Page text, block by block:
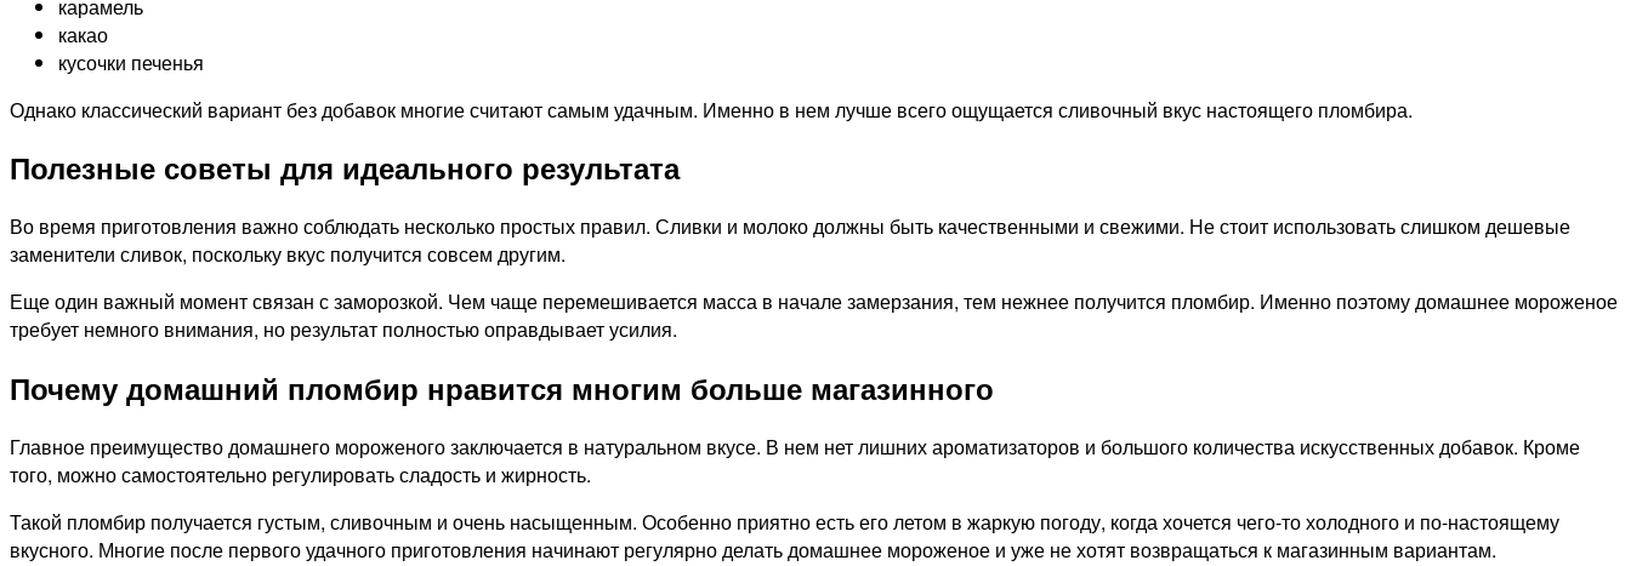
карамель
какао
кусочки печенья
Однако классический вариант без добавок многие считают самым удачным. Именно в нем лучше всего ощущается сливочный вкус настоящего пломбира.
Полезные советы для идеального результата
Во время приготовления важно соблюдать несколько простых правил. Сливки и молоко должны быть качественными и свежими. Не стоит использовать слишком дешевые
заменители сливок, поскольку вкус получится совсем другим.
Еще один важный момент связан с заморозкой. Чем чаще перемешивается масса в начале замерзания, тем нежнее получится пломбир. Именно поэтому домашнее мороженое
требует немного внимания, но результат полностью оправдывает усилия.
Почему домашний пломбир нравится многим больше магазинного
Главное преимущество домашнего мороженого заключается в натуральном вкусе. В нем нет лишних ароматизаторов и большого количества искусственных добавок. Кроме
того, можно самостоятельно регулировать сладость и жирность.
Такой пломбир получается густым, сливочным и очень насыщенным. Особенно приятно есть его летом в жаркую погоду, когда хочется чего-то холодного и по-настоящему
вкусного. Многие после первого удачного приготовления начинают регулярно делать домашнее мороженое и уже не хотят возвращаться к магазинным вариантам.